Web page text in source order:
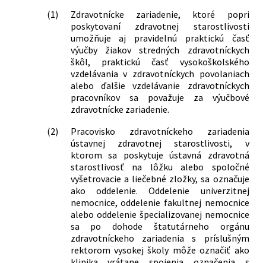
(1)
Zdravotnícke zariadenie, ktoré popri
poskytovaní zdravotnej starostlivosti
umožňuje aj pravidelnú praktickú časť
výučby žiakov stredných zdravotníckych
škôl, praktickú časť vysokoškolského
vzdelávania v zdravotníckych povolaniach
alebo ďalšie vzdelávanie zdravotníckych
pracovníkov sa považuje za výučbové
zdravotnícke zariadenie.
(2)
Pracovisko zdravotníckeho zariadenia
ústavnej zdravotnej starostlivosti, v
ktorom sa poskytuje ústavná zdravotná
starostlivosť na lôžku alebo spoločné
vyšetrovacie a liečebné zložky, sa označuje
ako oddelenie. Oddelenie univerzitnej
nemocnice, oddelenie fakultnej nemocnice
alebo oddelenie špecializovanej nemocnice
sa po dohode štatutárneho orgánu
zdravotníckeho zariadenia s príslušným
rektorom vysokej školy môže označiť ako